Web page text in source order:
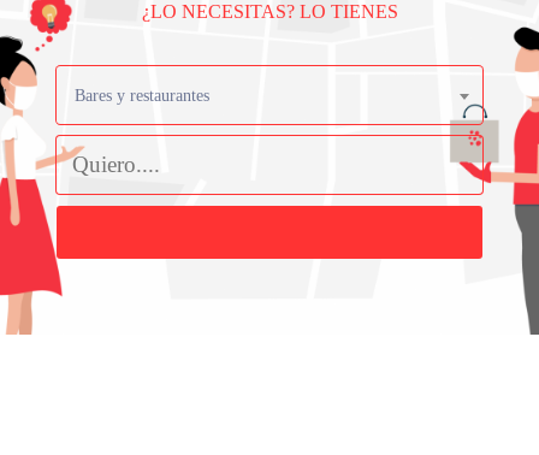
¿LO NECESITAS? LO TIENES
Bares y restaurantes